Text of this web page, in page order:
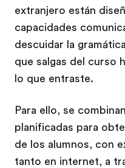
extranjero están
capacidades
descuidar la
que salgas del curso
lo que entraste.
Para ello, se
planificadas para
de los alumnos, con
tanto en internet, a